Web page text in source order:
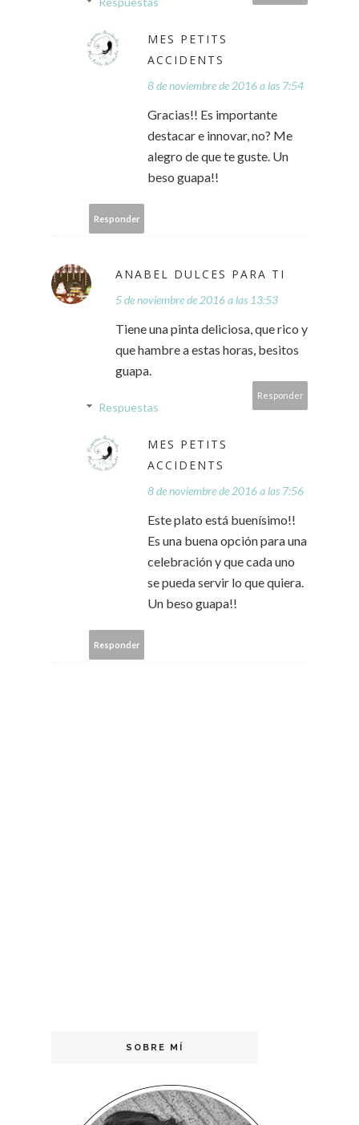
MES PETITS
ACCIDENTS
8 de noviembre de 2016 a las 7:54
Gracias!! Es importante
destacar e innovar, no? Me
alegro de que te guste. Un
beso guapa!!
Responder
ANABEL DULCES PARA TI
5 de noviembre de 2016 a las 13:53
Tiene una pinta deliciosa, que rico y
que hambre a estas horas, besitos
guapa.
Responder
Respuestas
MES PETITS
ACCIDENTS
8 de noviembre de 2016 a las 7:56
Este plato está buenísimo!!
Es una buena opción para una
celebración y que cada uno
se pueda servir lo que quiera.
Un beso guapa!!
Responder
SOBRE MÍ